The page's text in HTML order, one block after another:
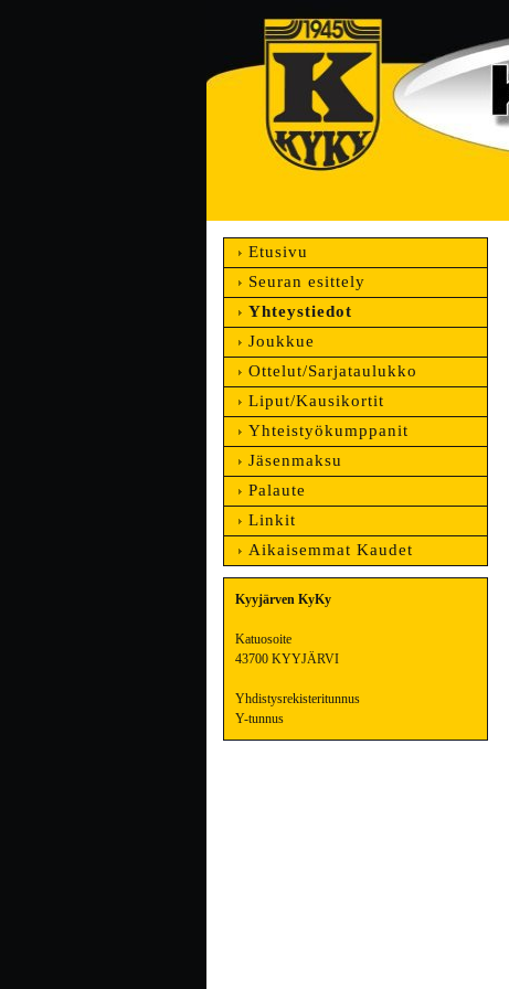
Etusivu
Seuran esittely
Yhteystiedot
Joukkue
Ottelut/Sarjataulukko
Liput/Kausikortit
Yhteistyökumppanit
Jäsenmaksu
Palaute
Linkit
Aikaisemmat Kaudet
Kyyjärven KyKy
Katuosoite
43700 KYYJÄRVI
Yhdistysrekisteritunnus
Y-tunnus